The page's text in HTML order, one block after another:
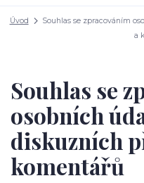
Úvod
Souhlas se zpracováním
a
Souhlas se
osobních
diskuzních
komentářů